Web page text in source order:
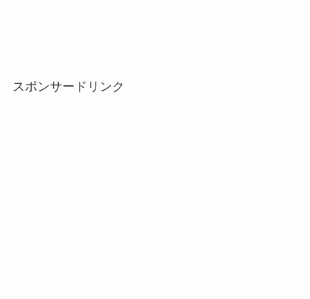
スポンサードリンク